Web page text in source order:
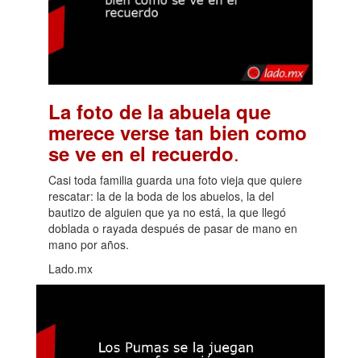
La foto de la abuela que
merece verse tan bien como
se ve en el recuerdo.
Casi toda familia guarda una foto vieja que quiere
rescatar: la de la boda de los abuelos, la del
bautizo de alguien que ya no está, la que llegó
doblada o rayada después de pasar de mano en
mano por años.
Lado.mx